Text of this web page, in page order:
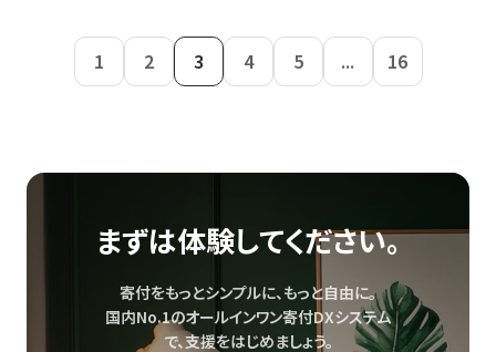
1 2 3 4 5 ... 16
まずは体験してください。
寄付をもっとシンプルに、もっと自由に。
国内No.1のオールインワン寄付DXシステム
で、支援をはじめましょう。